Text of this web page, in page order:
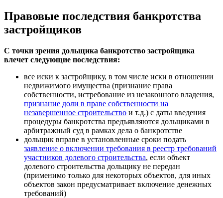
Правовые последствия банкротства
застройщиков
С точки зрения дольщика банкротство застройщика
влечет следующие последствия:
все иски к застройщику, в том числе иски в отношении
недвижимого имущества (признание права
собственности, истребование из незаконного владения,
признание доли в праве собственности на
незавершенное строительство и т.д.) с даты введения
процедуры банкротства предъявляются дольщиками в
арбитражный суд в рамках дела о банкротстве
дольщик вправе в установленные сроки подать
заявление о включении требования в реестр требований
участников долевого строительства, если объект
долевого строительства дольщику не передан
(применимо только для некоторых объектов, для иных
объектов закон предусматривает включение денежных
требований)